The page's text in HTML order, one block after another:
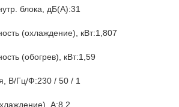
блока, дБ(А):31
(охлаждение), кВт:1,807
(обогрев), кВт:1,59
В/Гц/Ф:230 / 50 / 1
А:8,2